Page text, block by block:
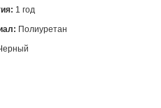
1 год
Полиуретан